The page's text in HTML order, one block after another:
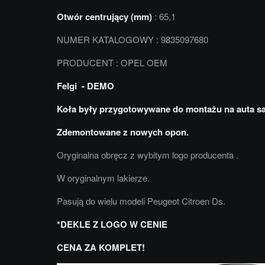
Otwór centrujący (mm) : 65,1
NUMER KATALOGOWY : 9835097680
PRODUCENT : OPEL OEM
Felgi - DEMO
Koła były przygotowywane do montażu na auta
Zdemontowane z nowych opon.
Oryginalna obręcz z wybitym logo producenta .
W oryginalnym lakierze.
Pasują do wielu modeli Peugeot Citroen Ds.
*DEKLE Z LOGO W CENIE
CENA ZA KOMPLET!